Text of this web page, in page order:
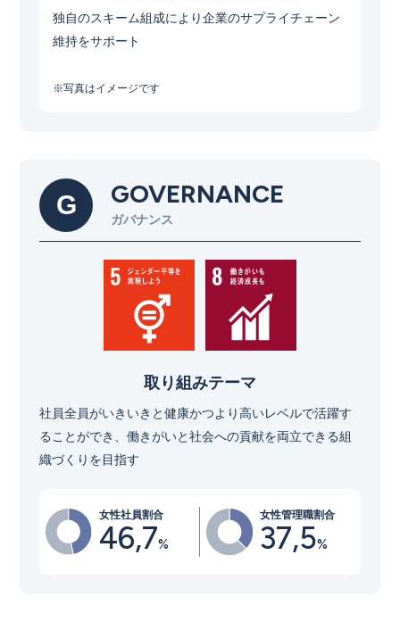
独自のスキーム組成により企業のサプライチェーン
維持をサポート
※写真はイメージです​
G GOVERNANCE
ガバナンス
取り組みテーマ
社員全員がいきいきと健康かつより高いレベルで活躍す
ることができ、働きがいと社会への貢献を両立できる組
織づくりを目指す
女性社員割合
46,7%
女性管理職割合
37,5%